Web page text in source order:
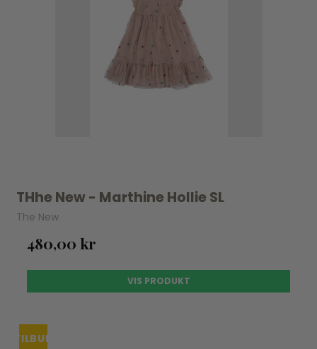
THhe New - Marthine Hollie SL
The New
480,00 kr
VIS PRODUKT
TILBUD